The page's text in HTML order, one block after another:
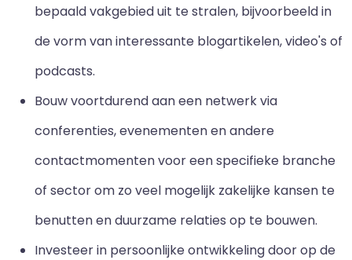
bepaald vakgebied uit te stralen, bijvoorbeeld in
de vorm van interessante blogartikelen, video's of
podcasts.
Bouw voortdurend aan een netwerk via
conferenties, evenementen en andere
contactmomenten voor een specifieke branche
of sector om zo veel mogelijk zakelijke kansen te
benutten en duurzame relaties op te bouwen.
Investeer in persoonlijke ontwikkeling door op de